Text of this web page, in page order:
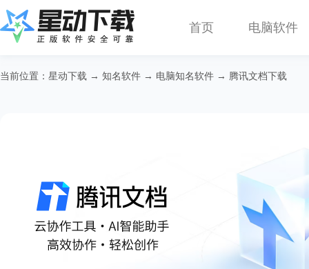
首页 电脑软件
当前位置： 星动下载 → 知名软件 → 电脑知名软件 → 腾讯文档下载